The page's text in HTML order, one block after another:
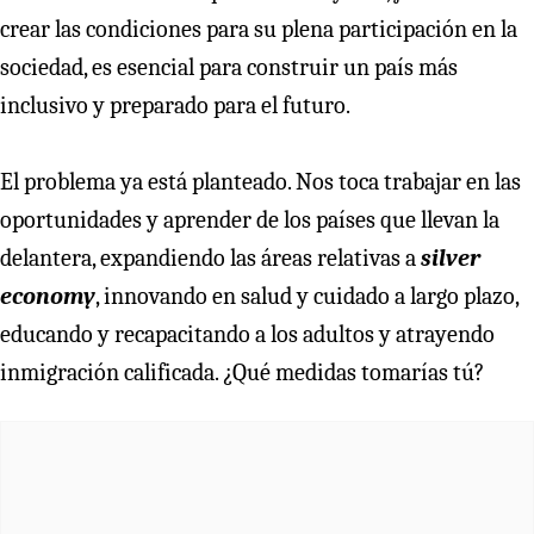
crear las condiciones para su plena participación en la
sociedad, es esencial para construir un país más
inclusivo y preparado para el futuro.
El problema ya está planteado. Nos toca trabajar en las
oportunidades y aprender de los países que llevan la
delantera, expandiendo las áreas relativas asilver
economy, innovando en salud y cuidado a largo plazo,
educando y recapacitando a los adultos y atrayendo
inmigración calificada. ¿Qué medidas tomarías tú?